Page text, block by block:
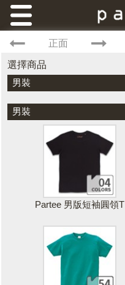
正面
選擇商品
男裝
男裝
Partee 男版短袖圓領T